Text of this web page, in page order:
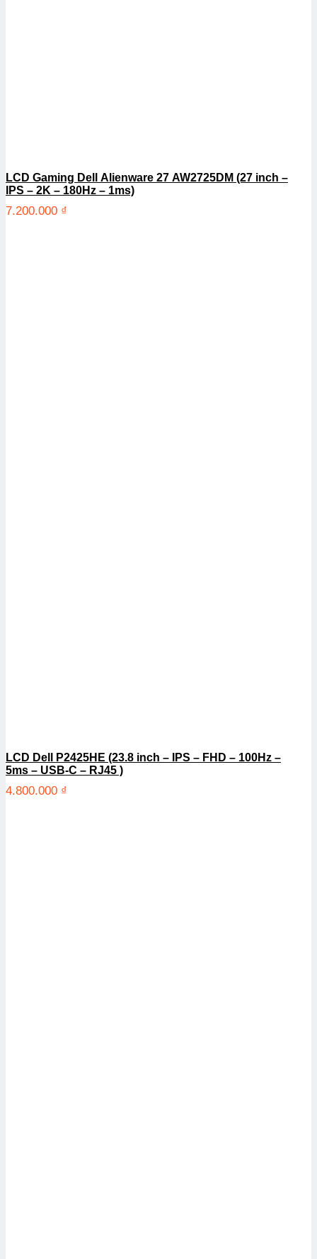
LCD Gaming Dell Alienware 27 AW2725DM (27 inch –
IPS – 2K – 180Hz – 1ms)
7.200.000 ₫
LCD Dell P2425HE (23.8 inch – IPS – FHD – 100Hz –
5ms – USB-C – RJ45 )
4.800.000 ₫